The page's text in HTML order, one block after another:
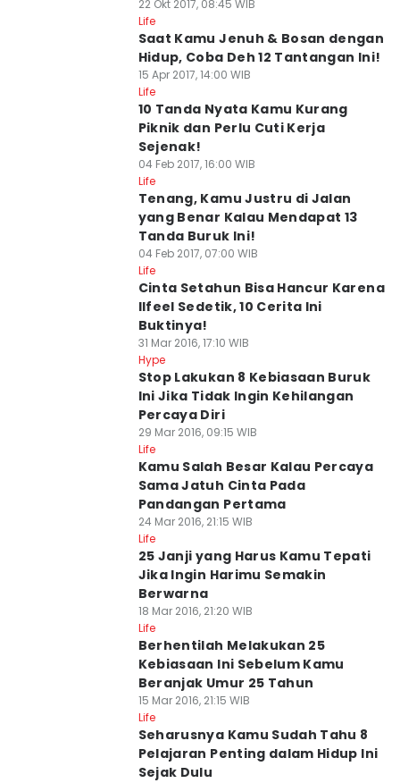
22 Okt 2017, 08:45 WIB
Life
Saat Kamu Jenuh & Bosan dengan
Hidup, Coba Deh 12 Tantangan Ini!
15 Apr 2017, 14:00 WIB
Life
10 Tanda Nyata Kamu Kurang
Piknik dan Perlu Cuti Kerja
Sejenak!
04 Feb 2017, 16:00 WIB
Life
Tenang, Kamu Justru di Jalan
yang Benar Kalau Mendapat 13
Tanda Buruk Ini!
04 Feb 2017, 07:00 WIB
Life
Cinta Setahun Bisa Hancur Karena
Ilfeel Sedetik, 10 Cerita Ini
Buktinya!
31 Mar 2016, 17:10 WIB
Hype
Stop Lakukan 8 Kebiasaan Buruk
Ini Jika Tidak Ingin Kehilangan
Percaya Diri
29 Mar 2016, 09:15 WIB
Life
Kamu Salah Besar Kalau Percaya
Sama Jatuh Cinta Pada
Pandangan Pertama
24 Mar 2016, 21:15 WIB
Life
25 Janji yang Harus Kamu Tepati
Jika Ingin Harimu Semakin
Berwarna
18 Mar 2016, 21:20 WIB
Life
Berhentilah Melakukan 25
Kebiasaan Ini Sebelum Kamu
Beranjak Umur 25 Tahun
15 Mar 2016, 21:15 WIB
Life
Seharusnya Kamu Sudah Tahu 8
Pelajaran Penting dalam Hidup Ini
Sejak Dulu